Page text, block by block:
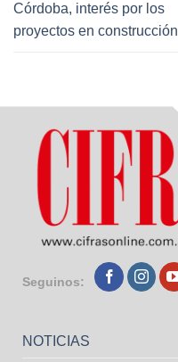
Córdoba, interés por los
proyectos en construcción
Seguinos:
NOTICIAS